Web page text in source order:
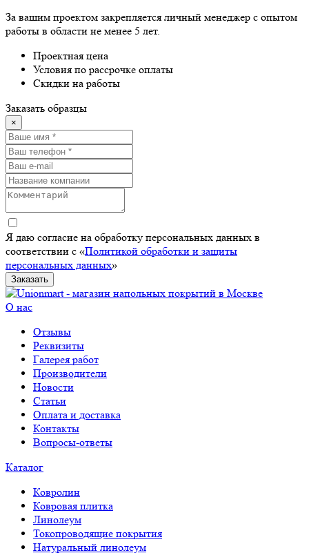
За вашим проектом закрепляется личный менеджер с опытом
работы в области не менее 5 лет.
Проектная цена
Условия по рассрочке оплаты
Скидки на работы
Заказать образцы
×
Я даю согласие на обработку персональных данных в
соответствии с «Политикой обработки и защиты
персональных данных»
Заказать
О нас
Отзывы
Реквизиты
Галерея работ
Производители
Новости
Статьи
Оплата и доставка
Контакты
Вопросы-ответы
Каталог
Ковролин
Ковровая плитка
Линолеум
Токопроводящие покрытия
Натуральный линолеум